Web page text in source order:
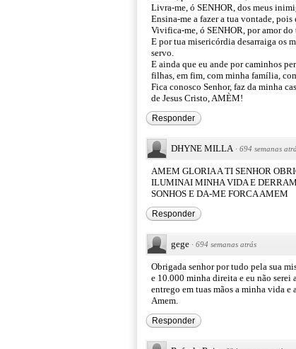
Livra-me, ó SENHOR, dos meus
Ensina-me a fazer a tua vontade,
Vivifica-me, ó SENHOR, por amor
E por tua misericórdia desarraiga os
servo.
E ainda que eu ande por caminhos
filhas, em fim, com minha família,
Fica conosco Senhor, faz da minha
de Jesus Cristo, AMÈM!
Responder
DHYNE MILLA · 694 semanas
AMEM GLORIA A TI SENHOR
ILUMINAI MINHA VIDA E
SONHOS E DA-ME FORCA AMEM
Responder
gege · 694 semanas atrás
Obrigada senhor por tudo pela sua
e 10.000 minha direita e eu não
entrego em tuas mãos a minha vida
Amem.
Responder